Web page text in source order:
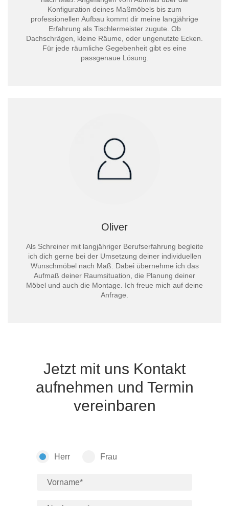
Konfiguration deines Maßmöbels bis zum
professionellen Aufbau kommt dir meine langjährige
Erfahrung als Tischlermeister zugute. Ob
Dachschrägen, kleine Räume, oder ungenutzte Ecken.
Für jede räumliche Gegebenheit gibt es eine
passgenaue Lösung.
Oliver
Als Schreiner mit langjähriger Berufserfahrung begleite
ich dich gerne bei der Umsetzung deiner individuellen
Wunschmöbel nach Maß. Dabei übernehme ich das
Aufmaß deiner Raumsituation, die Planung deiner
Möbel und auch die Montage. Ich freue mich auf deine
Anfrage.
Jetzt mit uns Kontakt
aufnehmen und Termin
vereinbaren
Herr Frau